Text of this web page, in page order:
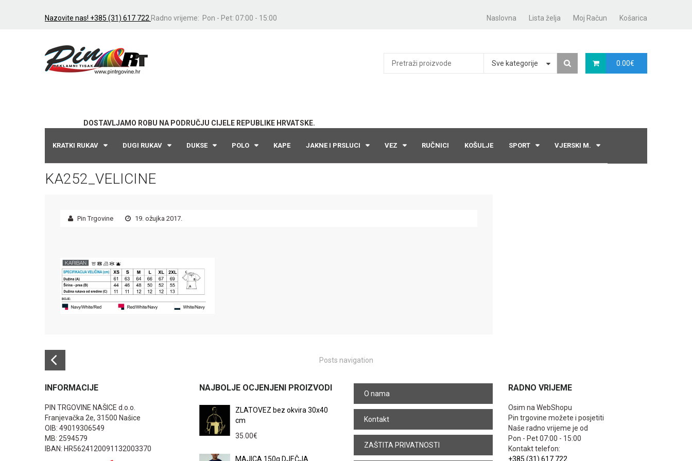
Nazovite nas! +385 (31) 617 722 Radno vrijeme: Pon - Pet: 07:00 - 15:00 Naslovna Lista želja Moj Račun Košarica
DOSTAVLJAMO ROBU NA PODRUČJU CIJELE REPUBLIKE HRVATSKE.
0.00€
Sve kategorije
KRATKI RUKAV DUGI RUKAV DUKSE POLO KAPE JAKNE I PRSLUCI VEZ RUČNICI KOŠULJE SPORT VJERSKI M.
KA252_VELICINE
Pin Trgovine 19. ožujka 2017.
Posts navigation
INFORMACIJE
PIN TRGOVINE NAŠICE d.o.o.
Franjevačka 2e, 31500 Našice
OIB: 49019306549
MB: 2594579
IBAN: HR5624120091132003370
NAJBOLJE OCJENJENI PROIZVODI
ZLATOVEZ bez okvira 30x40
cm
35.00€
MAJICA 150g DJEČJA
O nama
Kontakt
ZAŠTITA PRIVATNOSTI
RADNO VRIJEME
Osim na WebShopu
Pin trgovine možete i posjetiti
Naše radno vrijeme je od
Pon - Pet 07:00 - 15:00
Kontakt telefon:
+385 (31) 617 722